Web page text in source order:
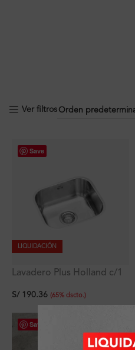
Ver filtros
Save
LIQUIDACIÓN
Lavadero Plus Holland c/1
rebose 38×33×18 cm
S/ 190.36 (65% dscto.)
Save